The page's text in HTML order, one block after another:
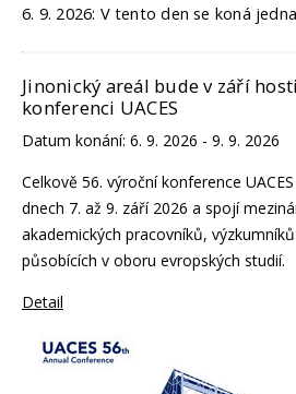
6. 9. 2026: V tento den se koná
Jinonický areál bude v září
konferenci UACES
Datum konání: 6. 9. 2026 - 9. 9. 2026
Celkově 56. výroční konference
dnech 7. až 9. září 2026 a spojí
akademických pracovníků,
působících v oboru evropských studií.
Detail